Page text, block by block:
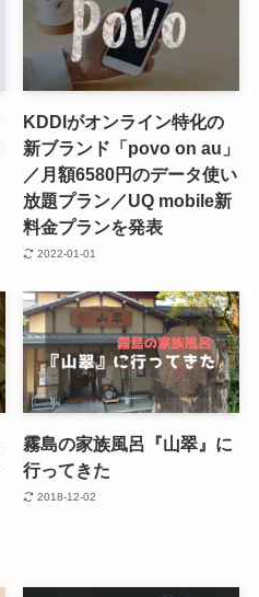
KDDIがオンライン特化の
新ブランド「povo on au」
／月額6580円のデータ使い
放題プラン／UQ mobile新
料金プランを発表
2022-01-01
霧島の家族風呂『山翠』に
行ってきた
2018-12-02